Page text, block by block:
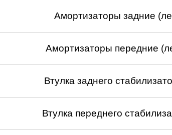
Амортизаторы задние
Амортизаторы передние
Втулка заднего
Втулка переднего